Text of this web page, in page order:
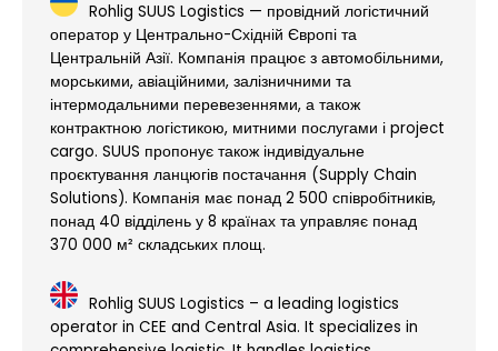
Rohlig SUUS Logistics — провідний логістичний
оператор у Центрально-Східній Європі та
Центральній Азії. Компанія працює з автомобільними,
морськими, авіаційними, залізничними та
інтермодальними перевезеннями, а також
контрактною логістикою, митними послугами і project
cargo. SUUS пропонує також індивідуальне
проєктування ланцюгів постачання (Supply Chain
Solutions). Компанія має понад 2 500 співробітників,
понад 40 відділень у 8 країнах та управляє понад
370 000 м² складських площ.
Rohlig SUUS Logistics – a leading logistics
operator in CEE and Central Asia. It specializes in